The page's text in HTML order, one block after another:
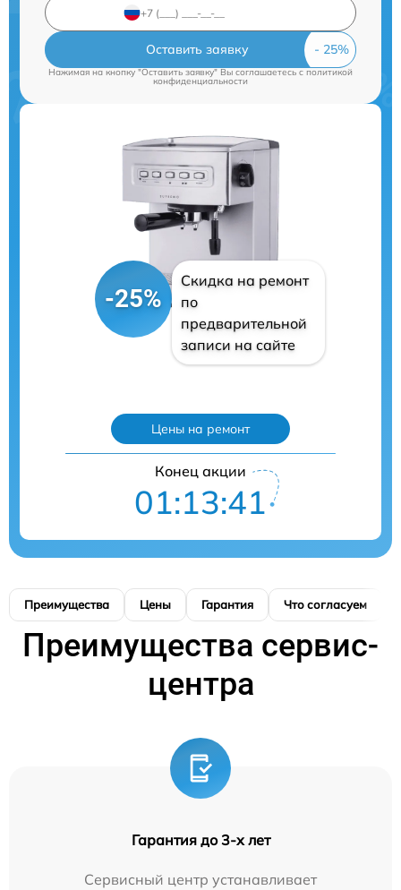
Оставить заявку
Нажимая на кнопку "Оставить заявку" Вы соглашаетесь c политикой
конфиденциальности
-25%
Скидка на ремонт
по
предварительной
записи на сайте
Цены на ремонт
Конец акции
01:13:40
Преимущества Цены Гарантия Что согласуем
Преимущества сервис-
центра
Гарантия до 3-х лет
Сервисный центр устанавливает